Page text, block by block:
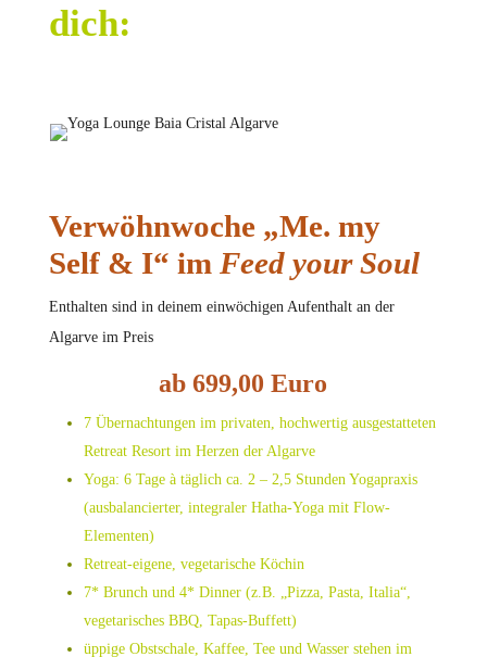
dich:
Verwöhnwoche „Me. my
Self & I“ im Feed your Soul
Enthalten sind in deinem einwöchigen Aufenthalt an der
Algarve im Preis
ab 699,00 Euro
7 Übernachtungen im privaten, hochwertig ausgestatteten
Retreat Resort im Herzen der Algarve
Yoga: 6 Tage à täglich ca. 2 – 2,5 Stunden Yogapraxis
(ausbalancierter, integraler Hatha-Yoga mit Flow-
Elementen)
Retreat-eigene, vegetarische Köchin
7* Brunch und 4* Dinner (z.B. „Pizza, Pasta, Italia“,
vegetarisches BBQ, Tapas-Buffett)
üppige Obstschale, Kaffee, Tee und Wasser stehen im